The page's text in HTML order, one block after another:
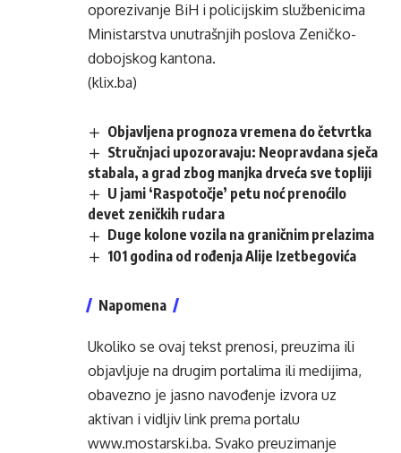
oporezivanje BiH i policijskim službenicima
Ministarstva unutrašnjih poslova Zeničko-
dobojskog kantona.
(klix.ba)
Objavljena prognoza vremena do četvrtka
Stručnjaci upozoravaju: Neopravdana sječa
stabala, a grad zbog manjka drveća sve topliji
U jami ‘Raspotočje’ petu noć prenoćilo
devet zeničkih rudara
Duge kolone vozila na graničnim prelazima
101 godina od rođenja Alije Izetbegovića
Napomena
Ukoliko se ovaj tekst prenosi, preuzima ili
objavljuje na drugim portalima ili medijima,
obavezno je jasno navođenje izvora uz
aktivan i vidljiv link prema portalu
www.mostarski.ba. Svako preuzimanje